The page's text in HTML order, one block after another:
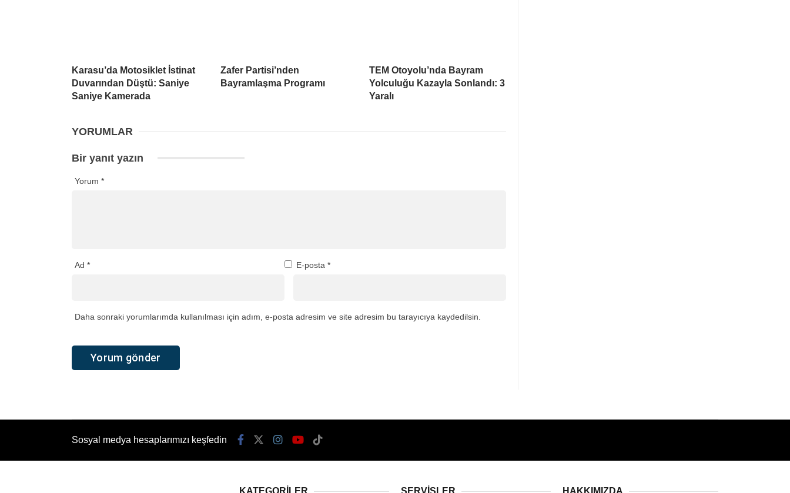
Karasu’da Motosiklet İstinat
Duvarından Düştü: Saniye
Saniye Kamerada
Zafer Partisi’nden
Bayramlaşma Programı
TEM Otoyolu’nda Bayram
Yolculuğu Kazayla Sonlandı: 3
Yaralı
YORUMLAR
Bir yanıt yazın
Yorum *
Ad * E-posta *
Daha sonraki yorumlarımda kullanılması için adım, e-posta adresim ve site adresim bu tarayıcıya kaydedilsin.
Sosyal medya hesaplarımızı keşfedin